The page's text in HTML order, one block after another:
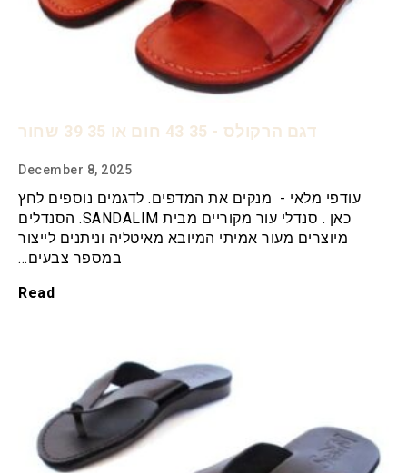
דגם הרקולס - 35 43 חום או 35 39 שחור
December 8, 2025
עודפי מלאי - מנקים את המדפים. לדגמים נוספים לחץ
כאן . סנדלי עור מקוריים מבית SANDALIM. הסנדלים
מיוצרים מעור אמיתי המיובא מאיטליה וניתנים לייצור
במספר צבעים…
Read